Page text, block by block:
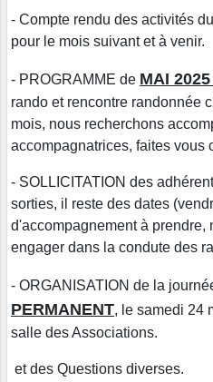
- Compte rendu des activités
pour le mois suivant et à venir.
- PROGRAMME de MAI 2025
rando et rencontre randonnée
mois, nous recherchons
accompagnatrices, faites vous
- SOLLICITATION des
sorties, il reste des dates
d'accompagnement à prendre,
engager dans la condute des
- ORGANISATION de la
PERMANENT, le samedi 24
salle des Associations.
et des Questions diverses.